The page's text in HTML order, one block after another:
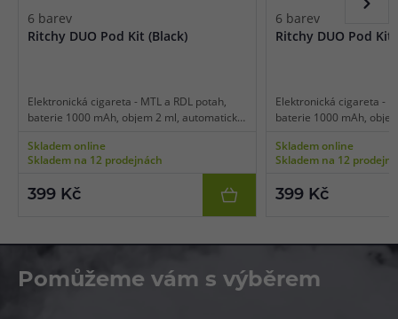
6 barev
Ritchy DUO Pod Kit (Black)
Elektronická cigareta - MTL a RDL potah,
baterie 1000 mAh, objem 2 ml, automatické
detekce odporu, regulace air-flow, USB-C
dobíjení, technologie DUOMAX.
Skladem online
Skladem na 12 prodejnách
399 Kč
6 barev
Ritchy DUO Pod Kit
Elektronická cigareta -
baterie 1000 mAh,
detekce odporu,
dobíjení, technologie
Skladem online
Skladem na 12
399 Kč
Pomůžeme vám s výběrem